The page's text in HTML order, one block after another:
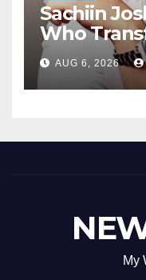
Sachiin
Who
Villa Into
Goa
AUG 6, 2026
My